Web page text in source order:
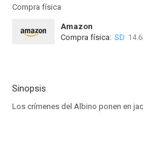
Compra física
Amazon
Compra física: SD
Sinopsis
Los crímenes del Albino ponen en